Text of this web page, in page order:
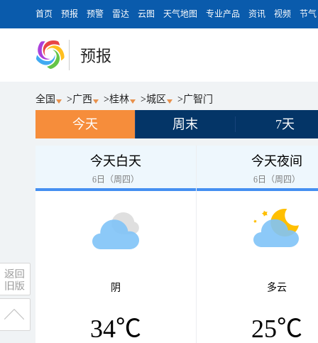
首页 预报 预警 雷达 云图 天气地图 专业产品 资讯 视频 节气
预报
全国 >广西 >桂林 >城区 >广智门
今天 周末 7天
今天白天
6日（周四）
阴
34℃
今天夜间
6日（周四）
多云
25℃